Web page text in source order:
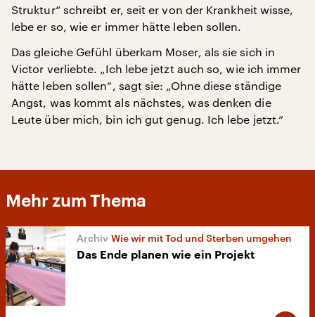
Struktur“ schreibt er, seit er von der Krankheit wisse,
lebe er so, wie er immer hätte leben sollen.
Das gleiche Gefühl überkam Moser, als sie sich in
Victor verliebte. „Ich lebe jetzt auch so, wie ich immer
hätte leben sollen“, sagt sie: „Ohne diese ständige
Angst, was kommt als nächstes, was denken die
Leute über mich, bin ich gut genug. Ich lebe jetzt.“
Mehr zum Thema
Wie wir mit Tod und Sterben umgehen
Das Ende planen wie ein Projekt